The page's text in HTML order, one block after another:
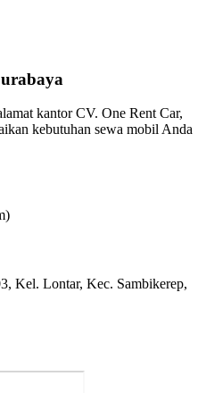
kantor CV. One Rent Car,
kebutuhan sewa mobil Anda
Kel. Lontar, Kec. Sambikerep,